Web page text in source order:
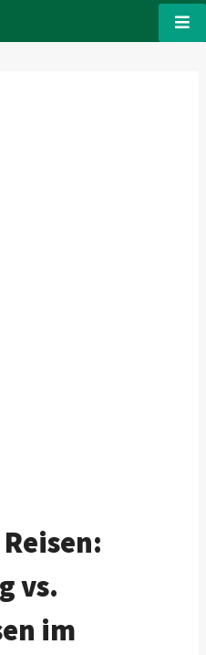
vs.
im